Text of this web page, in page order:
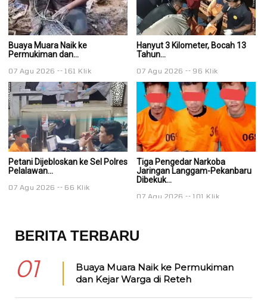
Buaya Muara Naik ke
Permukiman dan...
07 Agu 2026 161 Klik
Hanyut 3 Kilometer, Bocah 13
Tahun...
07 Agu 2026 96 Klik
Petani Dijebloskan ke Sel Polres
Pelalawan...
07 Agu 2026 66 Klik
Tiga Pengedar Narkoba
Jaringan Langgam-Pekanbaru
Dibekuk...
07 Agu 2026 101 Klik
BERITA TERBARU
01
Buaya Muara Naik ke Permukiman
dan Kejar Warga di Reteh